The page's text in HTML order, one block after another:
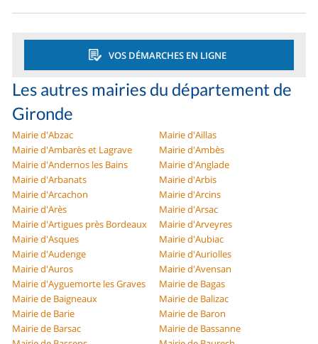
VOS DÉMARCHES EN LIGNE
Les autres mairies du département de
Gironde
Mairie d'Abzac
Mairie d'Aillas
Mairie d'Ambarès et Lagrave
Mairie d'Ambès
Mairie d'Andernos les Bains
Mairie d'Anglade
Mairie d'Arbanats
Mairie d'Arbis
Mairie d'Arcachon
Mairie d'Arcins
Mairie d'Arès
Mairie d'Arsac
Mairie d'Artigues près Bordeaux
Mairie d'Arveyres
Mairie d'Asques
Mairie d'Aubiac
Mairie d'Audenge
Mairie d'Auriolles
Mairie d'Auros
Mairie d'Avensan
Mairie d'Ayguemorte les Graves
Mairie de Bagas
Mairie de Baigneaux
Mairie de Balizac
Mairie de Barie
Mairie de Baron
Mairie de Barsac
Mairie de Bassanne